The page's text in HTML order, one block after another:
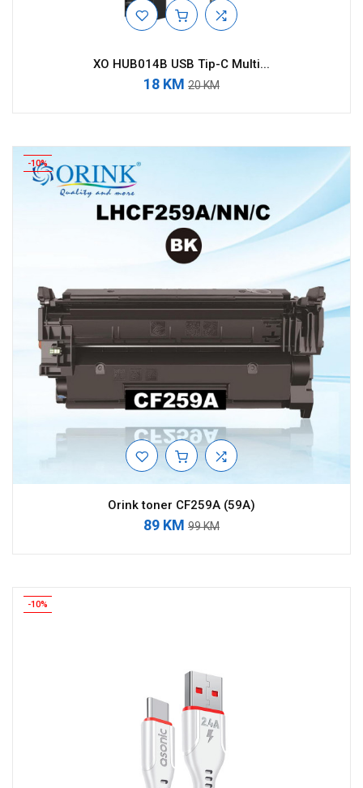
XO HUB014B USB Tip-C Multi...
18 KM 20 KM
-10%
Orink toner CF259A (59A)
89 KM 99 KM
-10%